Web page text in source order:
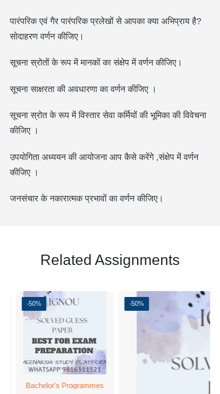
पारंपरिक एवं गैर पारंपरिक प्रलेखों से आपका क्या अभिप्राय है?
सोदाहरण वर्णन कीजिए।
सूचना स्रोतों के रूप में मानकों का संक्षेप में वर्णन कीजिए।
सूचना साक्षरता की अवधारणा का वर्णन कीजिए ।
सूचना स्रोत के रूप में विस्तार सेवा कर्मियों की भूमिका की विवेचना
कीजिए ।
उपयोगिता अध्ययन की आयोजना आप कैसे करेंगे ,संक्षेप में वर्णन
कीजिए ।
जनसंचार के नकारात्मक प्रभावों का वर्णन कीजिए।
Related Assignments
-50%
Bachelor's Programmes
-50%